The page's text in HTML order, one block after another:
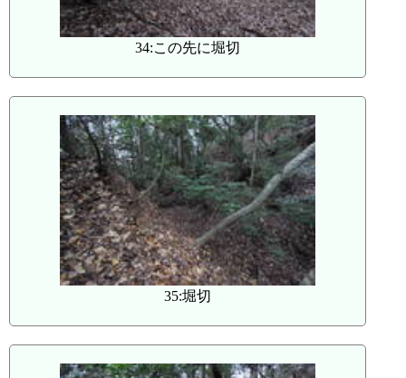
34:この先に堀切
35:堀切